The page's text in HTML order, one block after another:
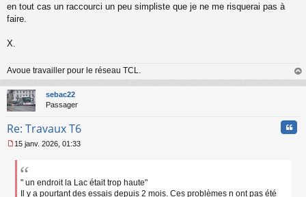
en tout cas un raccourci un peu simpliste que je ne me risquerai pas à
faire.
X.
Avoue travailler pour le réseau TCL.
au
sebac22
Passager
Re: Travaux T6
e
15 janv. 2026, 01:33
" un endroit la Lac était trop haute"
Il y a pourtant des essais depuis 2 mois. Ces problèmes n ont pas été